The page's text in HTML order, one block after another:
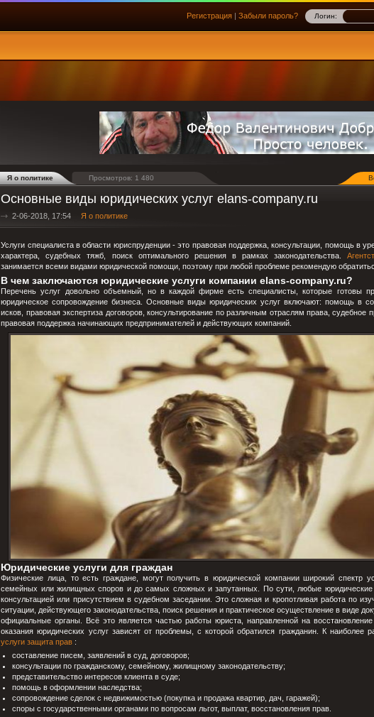
Регистрация| Забыли пароль? Логин:
Я о политике Просмотров: 1 480
Основные виды юридических услуг elans-company.ru
2-06-2018, 17:54 Я о политике
Услуги специалиста в области юриспруденции - это правовая поддержка, консультации, помощь в
характера, судебных тяжб, поиск оптимального решения в рамках законодательства.
занимается всеми видами юридической помощи, поэтому при любой проблеме рекомендую
В чем заключаются юридические услуги компании elans-company.ru?
Перечень услуг довольно объемный, но в каждой фирме есть специалисты, которые готовы
юридическое сопровождение бизнеса. Основные виды юридических услуг включают: помощь в
исков, правовая экспертиза договоров, консультирование по различным отраслям права, судебное
правовая поддержка начинающих предпринимателей и действующих компаний.
Юридические услуги для граждан
Физические лица, то есть граждане, могут получить в юридической компании широкий спектр
семейных или жилищных споров и до самых сложных и запутанных. По сути, любые юридические
консультацией или присутствием в судебном заседании. Это сложная и кропотливая работа по
ситуации, действующего законодательства, поиск решения и практическое осуществление в виде
официальные органы. Всё это является частью работы юриста, направленной на
оказания юридических услуг зависят от проблемы, с которой обратился гражданин. К наиболее
услуги защита прав :
составление писем, заявлений в суд, договоров;
консультации по гражданскому, семейному, жилищному законодательству;
представительство интересов клиента в суде;
помощь в оформлении наследства;
сопровождение сделок с недвижимостью (покупка и продажа квартир, дач, гаражей);
споры с государственными органами по вопросам льгот, выплат, восстановления прав.